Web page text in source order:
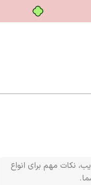
نکات مهم برای انواع